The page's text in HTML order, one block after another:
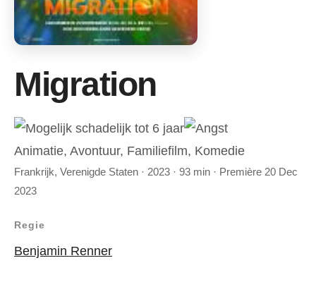
Migration
Animatie, Avontuur, Familiefilm, Komedie
Frankrijk, Verenigde Staten · 2023 · 93 min · Première 20 Dec
2023
Regie
Benjamin Renner